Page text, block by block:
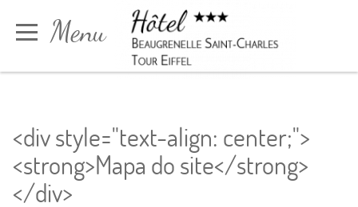
Menu Reservar
<div style="text-align: center;">
<strong>Mapa do site</strong>
</div>
Painel de Gerenciamento de Cookies